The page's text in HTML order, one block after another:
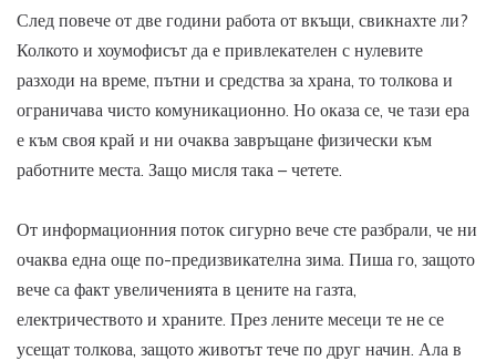
След повече от две години работа от вкъщи, свикнахте ли?
Колкото и хоумофисът да е привлекателен с нулевите
разходи на време, пътни и средства за храна, то толкова и
ограничава чисто комуникационно. Но оказа се, че тази ера
е към своя край и ни очаква завръщане физически към
работните места. Защо мисля така – четете.
От информационния поток сигурно вече сте разбрали, че ни
очаква една още по-предизвикателна зима. Пиша го, защото
вече са факт увеличенията в цените на газта,
електричеството и храните. През лените месеци те не се
усещат толкова, защото животът тече по друг начин. Ала в